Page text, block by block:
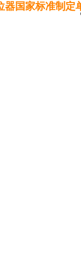
器国家标准制定